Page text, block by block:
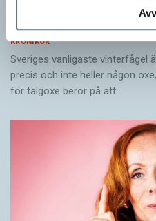
Mesen är ingen fegis
KRÖNIKOR
Sveriges vanligaste vinterfågel
precis och inte heller någon
för talgoxe beror på att…